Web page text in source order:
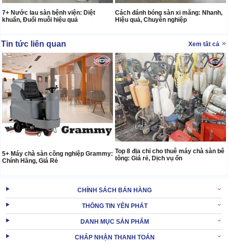
7+ Nước lau sàn bệnh viện: Diệt
khuẩn, Đuổi muỗi hiệu quả
Cách đánh bóng sàn xi măng: Nhanh,
Hiệu quả, Chuyên nghiệp
Tin tức liên quan Xem tất cả
5+ Máy chà sàn công nghiệp Grammy:
Chính Hãng, Giá Rẻ
Top 8 địa chỉ cho thuê máy chà sàn bê
tông: Giá rẻ, Dịch vụ ổn
CHÍNH SÁCH BÁN HÀNG
THÔNG TIN YÊN PHÁT
DANH MỤC SẢN PHẨM
CHẤP NHẬN THANH TOÁN